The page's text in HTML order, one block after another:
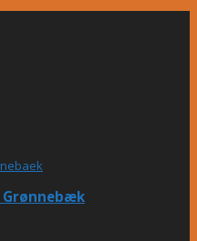
Grønnebæk